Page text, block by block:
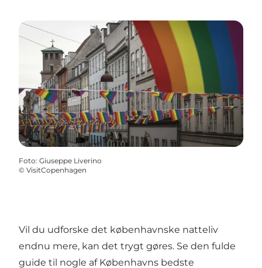
Foto: Giuseppe Liverino
© VisitCopenhagen
Vil du udforske det københavnske natteliv
endnu mere, kan det trygt gøres. Se den fulde
guide til nogle af Københavns bedste